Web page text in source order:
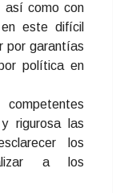
así como con
este difícil
por garantías
política en
rigurosa las
los
a los